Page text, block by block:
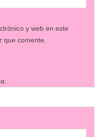
y web en este
que comente.